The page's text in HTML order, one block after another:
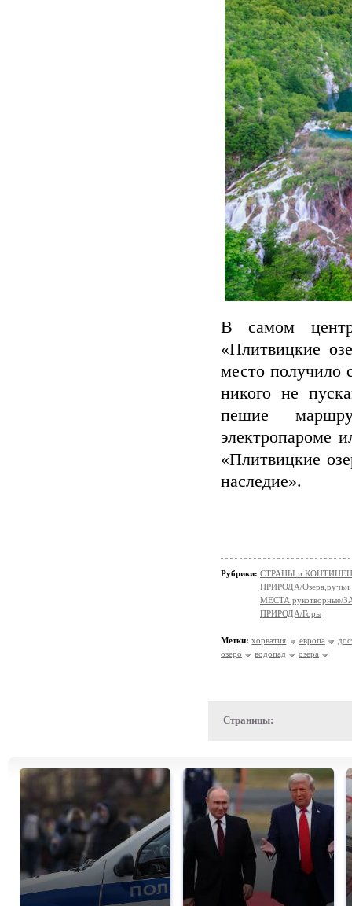
В самом
«Плитвицкие
место получило
никого не
пешие
электропароме
«Плитвицкие
наследие».
Рубрики: СТРАНЫ и
ПРИРОДА/Озера,ручьи
МЕСТА
ПРИРОДА/Горы
Метки: хорватия европа
озеро
водопад озера
Страницы: